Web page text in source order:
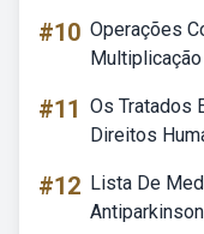
#10 Operações
#11 Os Tratados
Direitos
#12 Lista De